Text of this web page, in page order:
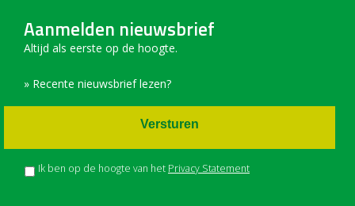
Aanmelden nieuwsbrief
Altijd als eerste op de hoogte.
» Recente nieuwsbrief lezen?
Ik ben op de hoogte van het Privacy Statement
Versturen